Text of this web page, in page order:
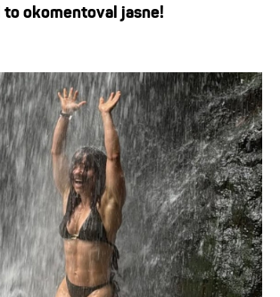
to okomentoval jasne!